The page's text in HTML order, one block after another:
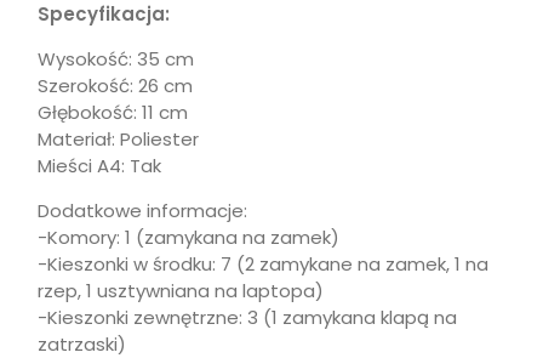
Specyfikacja:
Wysokość: 35 cm
Szerokość: 26 cm
Głębokość: 11 cm
Materiał: Poliester
Mieści A4: Tak
Dodatkowe informacje:
-Komory: 1 (zamykana na zamek)
-Kieszonki w środku: 7 (2 zamykane na zamek, 1 na
rzep, 1 usztywniana na laptopa)
-Kieszonki zewnętrzne: 3 (1 zamykana klapą na
zatrzaski)